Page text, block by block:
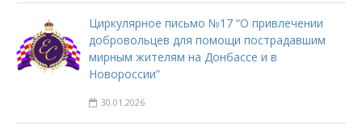
Циркулярное письмо №17 “О привлечении
добровольцев для помощи пострадавшим
мирным жителям на Донбассе и в
Новороссии”
30.01.2026